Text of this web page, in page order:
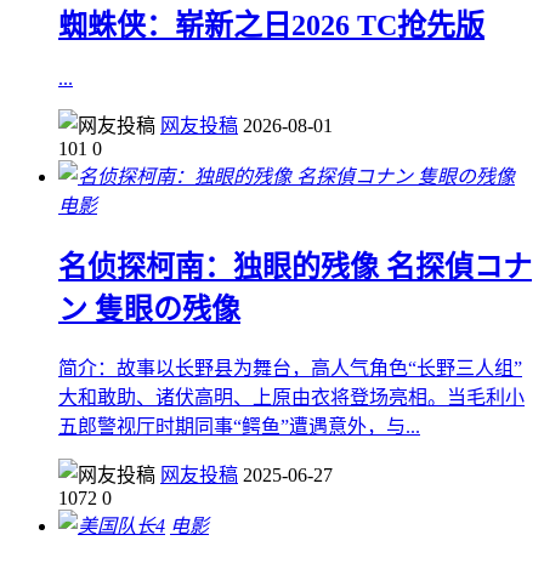
蜘蛛侠：崭新之日2026 TC抢先版
...
网友投稿 2026-08-01
101 0
电影
名侦探柯南：独眼的残像 名探偵コナ
ン 隻眼の残像
简介：故事以长野县为舞台，高人气角色“长野三人组”
大和敢助、诸伏高明、上原由衣将登场亮相。当毛利小
五郎警视厅时期同事“鳄鱼”遭遇意外，与...
网友投稿 2025-06-27
1072 0
电影